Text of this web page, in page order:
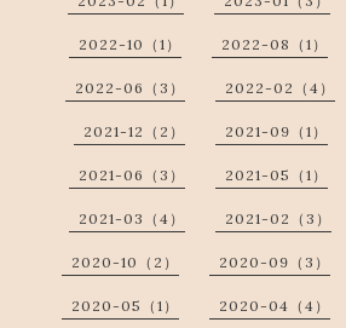
2022-10（1） 2022-08（1）
2022-06（3） 2022-02（4）
2021-12（2） 2021-09（1）
2021-06（3） 2021-05（1）
2021-03（4） 2021-02（3）
2020-10（2） 2020-09（3）
2020-05（1） 2020-04（4）